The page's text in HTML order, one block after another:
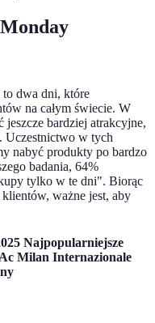
to dwa dni, które
na całym świecie. W
bardziej atrakcyjne,
Uczestnictwo w tych
nabyć produkty po bardzo
badania, 64%
tylko w te dni". Biorąc
ważne jest, aby
Najpopularniejsze
Milan Internazionale